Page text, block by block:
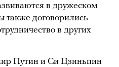
в дружеском
также договорились
в других
Путин и Си Цзиньпин